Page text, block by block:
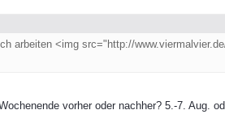
arbeiten <img src="http://
vorher oder nachher? 5.-7. Aug.